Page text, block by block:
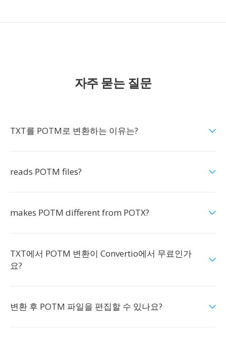
자주 묻는 질문
TXT를 POTM로 변환하는 이유는?
reads POTM files?
makes POTM different from POTX?
TXT에서 POTM 변환이 Convertio에서 무료인가
요?
변환 후 POTM 파일을 편집할 수 있나요?